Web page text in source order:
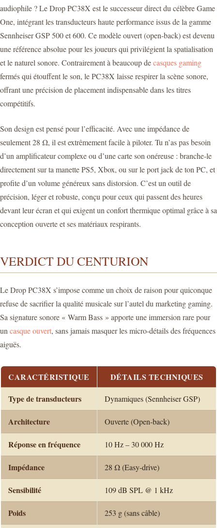
audiophile ? Le Drop PC38X est le successeur direct du célèbre Game
One, intégrant les transducteurs haute performance issus de la gamme
Sennheiser GSP 500 et 600. Ce modèle ouvert (open-back) est devenu
une référence absolue pour les joueurs qui privilégient la spatialisation
et le naturel sonore. Contrairement à beaucoup decasques gaming
fermés qui étouffent le son, le PC38X laisse respirer la scène sonore,
offrant une précision de placement indispensable dans les titres
compétitifs.
Son design est pensé pour l’efficacité. Avec une impédance de
seulement 28 Ω, il est extrêmement facile à piloter. Tu n’as pas besoin
d’un amplificateur complexe ou d’une carte son onéreuse : branche-le
directement sur ta manette PS5, Xbox, ou sur le port jack de ton PC, et
profite d’un volume généreux sans distorsion. C’est un outil de
précision, léger et robuste, conçu pour ceux qui passent des heures
devant leur écran et qui exigent un confort thermique optimal grâce à sa
conception ouverte et ses matériaux respirants.
VERDICT DU CENTURION
Le Drop PC38X s’impose comme un choix de raison pour quiconque
refuse de sacrifier la qualité musicale sur l’autel du marketing gaming.
Sa signature sonore « Warm Bass » apporte une immersion rare pour
un casque ouvert, sans jamais masquer les micro-détails des fréquences
aiguës.
CARACTÉRISTIQUE
DÉTAILS TECHNIQUES
Type de transducteurs
Dynamiques (Sennheiser GSP)
Architecture Ouverte (Open-back)
Réponse en fréquence 10 Hz – 30 000 Hz
Impédance 28 Ω (Easy-drive)
Sensibilité 109 dB SPL @ 1 kHz
Poids 253 g (sans câble)